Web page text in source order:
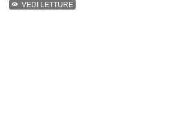
VEDI LETTURE